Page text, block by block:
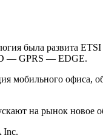
была развита
— GPRS — EDGE.
мобильного офиса,
на рынок новое
Inc.